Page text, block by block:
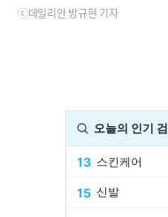
ⓒ데일리안 방규현 기자